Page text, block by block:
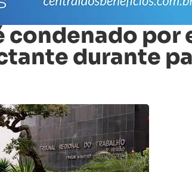
condenado por
durante